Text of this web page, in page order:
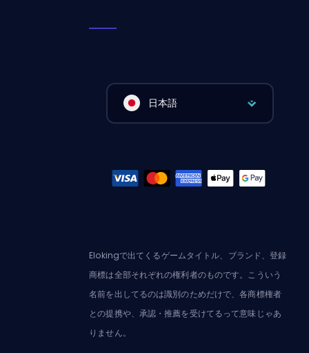
日本語
Elokingで出てくるゲームタイトル、ブランド、登録
商標は全部それぞれの権利者のものです。こういう
名前を出してるのは識別のためだけで、各商標権者
との提携や、承認・推薦を受けてるって意味じゃあ
りません。